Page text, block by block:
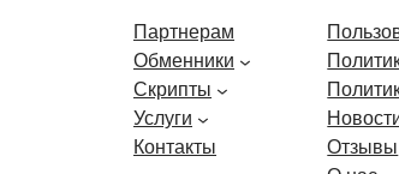
Партнерам
Обменники
Скрипты
Услуги
Контакты
Отзывы